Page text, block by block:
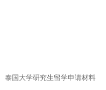
泰国大学研究生留学申请材料